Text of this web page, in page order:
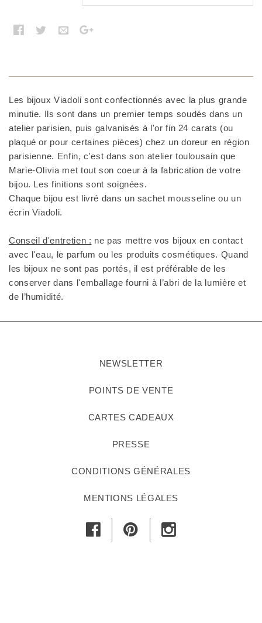
Les bijoux Viadoli sont confectionnés avec la plus grande
minutie. Ils sont dans un premier temps soudés dans un
atelier parisien, puis galvanisés à l'or fin 24 carats (ou
plaqué or pour certaines pièces) chez un doreur en région
parisienne. Enfin, c'est dans son atelier toulousain que
Marie-Olivia met tout son coeur à la fabrication de votre
bijou. Les finitions sont soignées.
Chaque bijou est livré dans un sachet mousseline ou un
écrin Viadoli.
Conseil d'entretien : ne pas mettre vos bijoux en contact
avec l'eau, le parfum ou les produits cosmétiques. Quand
les bijoux ne sont pas portés, il est préférable de les
conserver dans l'emballage fourni à l’abri de la lumière et
de l’humidité.
NEWSLETTER
POINTS DE VENTE
CARTES CADEAUX
PRESSE
CONDITIONS GÉNÉRALES
MENTIONS LÉGALES